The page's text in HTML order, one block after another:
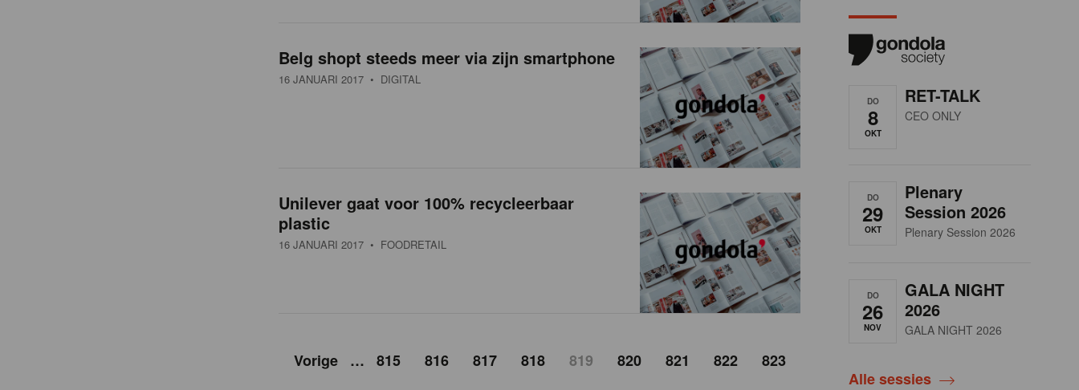
Belg shopt steeds meer via zijn smartphone
16 JANUARI 2017 • DIGITAL
Unilever gaat voor 100% recycleerbaar
plastic
16 JANUARI 2017 • FOODRETAIL
Vorige … 815 816 817 818 819 820 821 822 823
DO
8
OKT
RET-TALK
CEO ONLY
DO
29
OKT
Plenary
Session 2026
Plenary Session 2026
DO
26
NOV
GALA NIGHT
2026
GALA NIGHT 2026
Alle sessies